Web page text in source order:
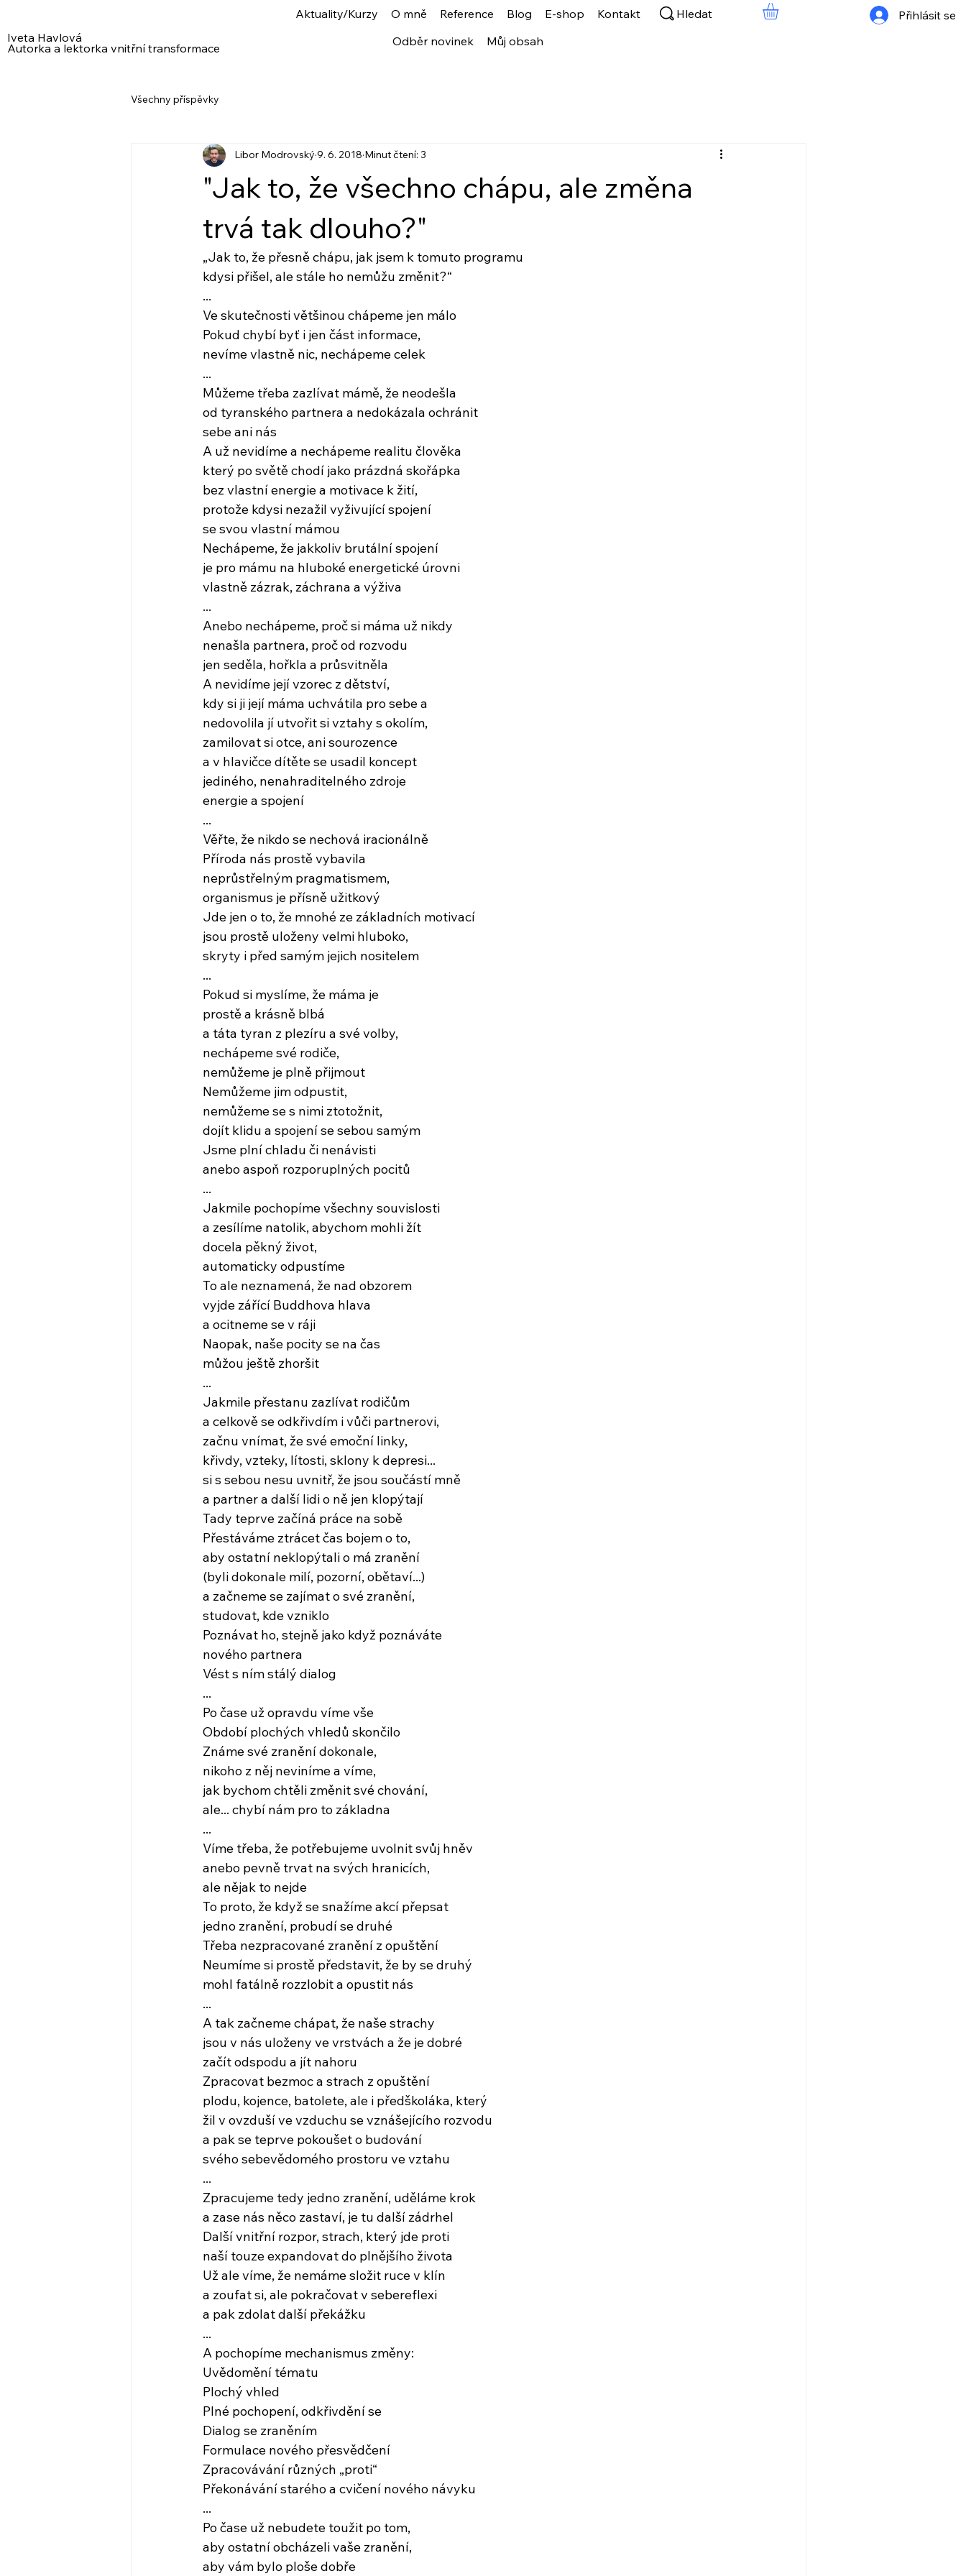
Iveta Havlová
Autorka a lektorka vnitřní transformace
Aktuality/Kurzy O mně Reference Blog E-shop
Kontakt
Odběr novinek
Můj obsah
Přihlásit se
Hledat
Všechny příspěvky
"Jak to, že všechno chápu, ale změna
trvá tak dlouho?"
Libor Modrovský 9. 6. 2018 Minut čtení: 3
„Jak to, že přesně chápu, jak jsem k tomuto programu
kdysi přišel, ale stále ho nemůžu změnit?“
...
Ve skutečnosti většinou chápeme jen málo
Pokud chybí byť i jen část informace,
nevíme vlastně nic, nechápeme celek
...
Můžeme třeba zazlívat mámě, že neodešla
od tyranského partnera a nedokázala ochránit
sebe ani nás
A už nevidíme a nechápeme realitu člověka
který po světě chodí jako prázdná skořápka
bez vlastní energie a motivace k žití,
protože kdysi nezažil vyživující spojení
se svou vlastní mámou
Nechápeme, že jakkoliv brutální spojení
je pro mámu na hluboké energetické úrovni
vlastně zázrak, záchrana a výživa
...
Anebo nechápeme, proč si máma už nikdy
nenašla partnera, proč od rozvodu
jen seděla, hořkla a průsvitněla
A nevidíme její vzorec z dětství,
kdy si ji její máma uchvátila pro sebe a
nedovolila jí utvořit si vztahy s okolím,
zamilovat si otce, ani sourozence
a v hlavičce dítěte se usadil koncept
jediného, nenahraditelného zdroje
energie a spojení
...
Věřte, že nikdo se nechová iracionálně
Příroda nás prostě vybavila
neprůstřelným pragmatismem,
organismus je přísně užitkový
Jde jen o to, že mnohé ze základních motivací
jsou prostě uloženy velmi hluboko,
skryty i před samým jejich nositelem
...
Pokud si myslíme, že máma je
prostě a krásně blbá
a táta tyran z plezíru a své volby,
nechápeme své rodiče,
nemůžeme je plně přijmout
Nemůžeme jim odpustit,
nemůžeme se s nimi ztotožnit,
dojít klidu a spojení se sebou samým
Jsme plní chladu či nenávisti
anebo aspoň rozporuplných pocitů
...
Jakmile pochopíme všechny souvislosti
a zesílíme natolik, abychom mohli žít
docela pěkný život,
automaticky odpustíme
To ale neznamená, že nad obzorem
vyjde zářící Buddhova hlava
a ocitneme se v ráji
Naopak, naše pocity se na čas
můžou ještě zhoršit
...
Jakmile přestanu zazlívat rodičům
a celkově se odkřivdím i vůči partnerovi,
začnu vnímat, že své emoční linky,
křivdy, vzteky, lítosti, sklony k depresi...
si s sebou nesu uvnitř, že jsou součástí mně
a partner a další lidi o ně jen klopýtají
Tady teprve začíná práce na sobě
Přestáváme ztrácet čas bojem o to,
aby ostatní neklopýtali o má zranění
(byli dokonale milí, pozorní, obětaví...)
a začneme se zajímat o své zranění,
studovat, kde vzniklo
Poznávat ho, stejně jako když poznáváte
nového partnera
Vést s ním stálý dialog
...
Po čase už opravdu víme vše
Období plochých vhledů skončilo
Známe své zranění dokonale,
nikoho z něj neviníme a víme,
jak bychom chtěli změnit své chování,
ale... chybí nám pro to základna
...
Víme třeba, že potřebujeme uvolnit svůj hněv
anebo pevně trvat na svých hranicích,
ale nějak to nejde
To proto, že když se snažíme akcí přepsat
jedno zranění, probudí se druhé
Třeba nezpracované zranění z opuštění
Neumíme si prostě představit, že by se druhý
mohl fatálně rozzlobit a opustit nás
...
A tak začneme chápat, že naše strachy
jsou v nás uloženy ve vrstvách a že je dobré
začít odspodu a jít nahoru
Zpracovat bezmoc a strach z opuštění
plodu, kojence, batolete, ale i předškoláka, který
žil v ovzduší ve vzduchu se vznášejícího rozvodu
a pak se teprve pokoušet o budování
svého sebevědomého prostoru ve vztahu
...
Zpracujeme tedy jedno zranění, uděláme krok
a zase nás něco zastaví, je tu další zádrhel
Další vnitřní rozpor, strach, který jde proti
naší touze expandovat do plnějšího života
Už ale víme, že nemáme složit ruce v klín
a zoufat si, ale pokračovat v sebereflexi
a pak zdolat další překážku
...
A pochopíme mechanismus změny:
Uvědomění tématu
Plochý vhled
Plné pochopení, odkřivdění se
Dialog se zraněním
Formulace nového přesvědčení
Zpracovávání různých „proti“
Překonávání starého a cvičení nového návyku
...
Po čase už nebudete toužit po tom,
aby ostatní obcházeli vaše zranění,
aby vám bylo ploše dobře